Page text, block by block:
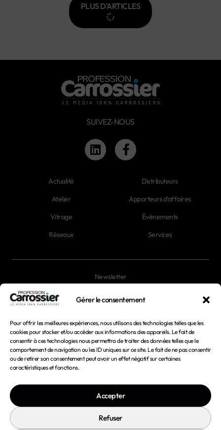
Gérer le consentement
Pour offrir les meilleures expériences, nous utilisons des technologies telles que les
cookies pour stocker et/ou accéder aux informations des appareils. Le fait de
consentir à ces technologies nous permettra de traiter des données telles que le
comportement de navigation ou les ID uniques sur ce site. Le fait de ne pas consentir
ou de retirer son consentement peut avoir un effet négatif sur certaines
caractéristiques et fonctions.
Accepter
Refuser
PLUS D'ARTICLES
SUIVEZ-NOUS
Actualité
Atelier
Vitrage
Réseaux
Distributeurs
Apporteurs d'affaires
Évènements
Services
Newsletter
Mentions légales
Conditions générales d'utilisation
Conditions générales de vente
Politique de cookies